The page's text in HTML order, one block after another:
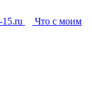
15.ru
Что с моим